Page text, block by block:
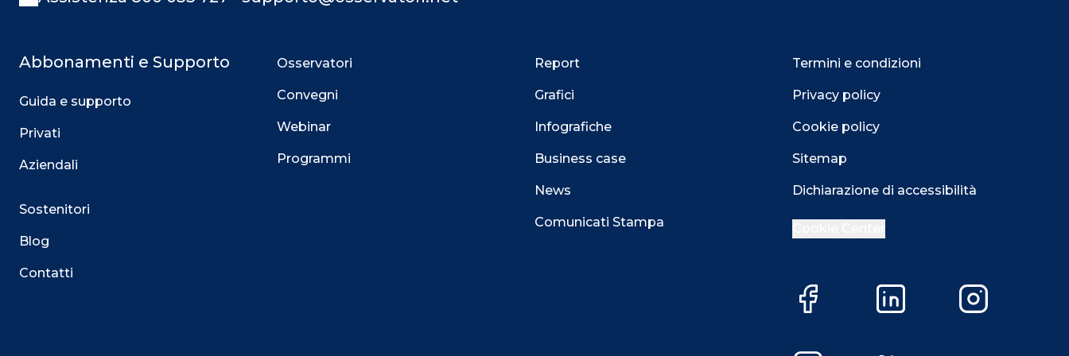
Abbonamenti e Supporto
Guida e supporto
Privati
Aziendali
Sostenitori
Blog
Contatti
Osservatori
Convegni
Webinar
Programmi
Report
Grafici
Infografiche
Business case
News
Comunicati Stampa
Termini e condizioni
Privacy policy
Cookie policy
Sitemap
Dichiarazione di accessibilità
Facebook LinkedIn Instagram